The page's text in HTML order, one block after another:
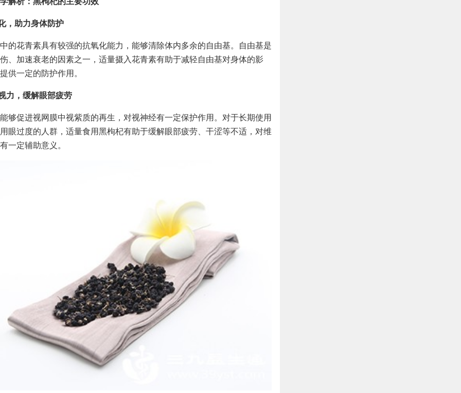
，助力身体防护
的花青素具有较强的抗氧化能力，能够清除体内多余的自由基。自由基是
、加速衰老的因素之一，适量摄入花青素有助于减轻自由基对身体的影
供一定的防护作用。
力，缓解眼部疲劳
够促进视网膜中视紫质的再生，对视神经有一定保护作用。对于长期使用
眼过度的人群，适量食用黑枸杞有助于缓解眼部疲劳、干涩等不适，对维
一定辅助意义。